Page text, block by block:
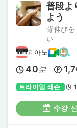
普段よ
よう
背伸びを
い
피아노
40분
트라이얼 레슨
수강